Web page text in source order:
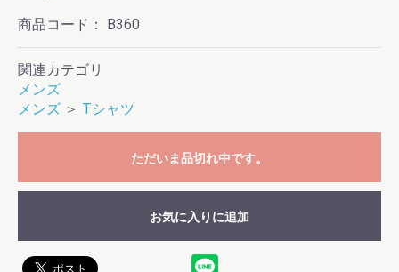
商品コード： B360
関連カテゴリ
メンズ
メンズ ＞ Tシャツ
ただいま品切れ中です。
お気に入りに追加